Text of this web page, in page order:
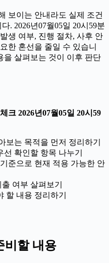
보이는 안내라도 실제 조건
. 2026년07월05일 20시59분
생 여부, 진행 절차, 사후 안
한 혼선을 줄일 수 있습니
을 살펴보는 것이 이후 판단
크 2026년07월05일 20시59
보는 목적을 먼저 정리하기
확인할 항목 나누기
준으로 현재 적용 가능한 안
여부 살펴보기
할 내용 정리하기
비할 내용